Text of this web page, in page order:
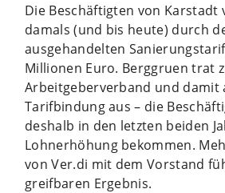
Die Beschäftigten von Karstadt
damals (und bis heute) durch
ausgehandelten
Millionen Euro. Berggruen trat
Arbeitgeberverband und damit
Tarifbindung aus – die
deshalb in den letzten beiden
Lohnerhöhung bekommen.
von Ver.di mit dem Vorstand
greifbaren Ergebnis.